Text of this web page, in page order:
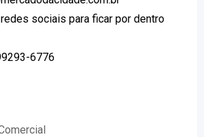
sociais para ficar por dentro
6776